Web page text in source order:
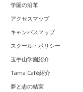
学園の沿革
アクセスマップ
キャンパスマップ
スクール・ポリシー
玉手山学園紹介
Tama Café紹介
夢と志の結実